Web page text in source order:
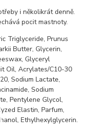
i několikrát denně.
pocit mastnoty.
Triglyceride, Prunus
Butter, Glycerin,
Glyceryl
Oil, Acrylates/C10-30
Sodium Lactate,
Sodium
Pentylene Glycol,
Elastin, Parfum,
Ethylhexylglycerin.